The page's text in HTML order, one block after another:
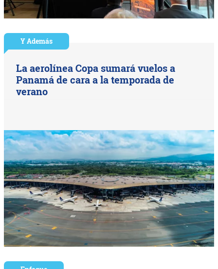
Y Además
La aerolínea Copa sumará vuelos a
Panamá de cara a la temporada de
verano